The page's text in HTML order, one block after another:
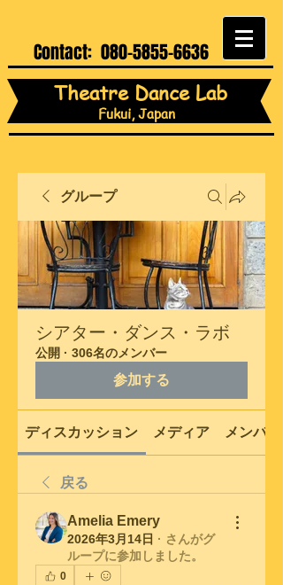
Contact: 080-5855-6636
Theatre Dance Lab
Fukui, Japan
グループ
シアター・ダンス・ラボ
公開 · 306名のメンバー
参加する
ディスカッション メディア メンバー
戻る
Amelia Emery
2026年3月14日 · さんがグ
ループに参加しました。
0